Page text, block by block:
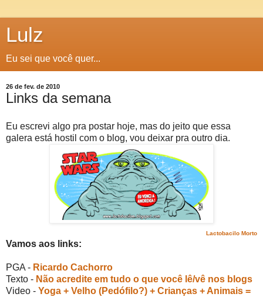
Lulz
Eu sei que você quer...
26 de fev. de 2010
Links da semana
Eu escrevi algo pra postar hoje, mas do jeito que essa
galera está hostil com o blog, vou deixar pra outro dia.
Lactobacilo Morto
Vamos aos links:
PGA - Ricardo Cachorro
Texto - Não acredite em tudo o que você lê/vê nos blogs
Video - Yoga + Velho (Pedófilo?) + Crianças + Animais =